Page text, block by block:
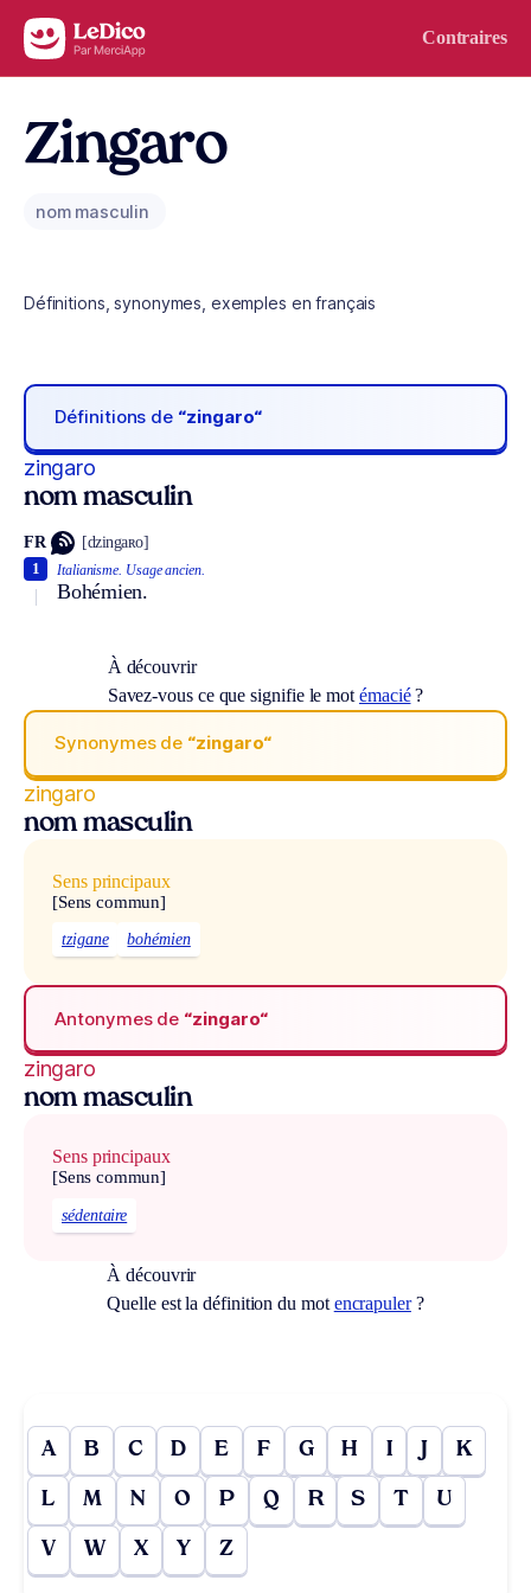
Aller au contenu Contraires
Zingaro
nom masculin
Définitions, synonymes, exemples en français
Définitions de “zingaro“
zingaro
nom masculin
FR [dzingaʀo]
Italianisme. Usage ancien.
Bohémien.
1
À découvrir
Savez-vous ce que signifie le mot émacié?
Synonymes de “zingaro“
zingaro
nom masculin
Sens principaux
[Sens commun]
tzigane bohémien
Antonymes de “zingaro“
zingaro
nom masculin
Sens principaux
[Sens commun]
sédentaire
À découvrir
Quelle est la définition du mot encrapuler?
A B C D E F G H I J K
L M N O P Q R S T U
V W X Y Z